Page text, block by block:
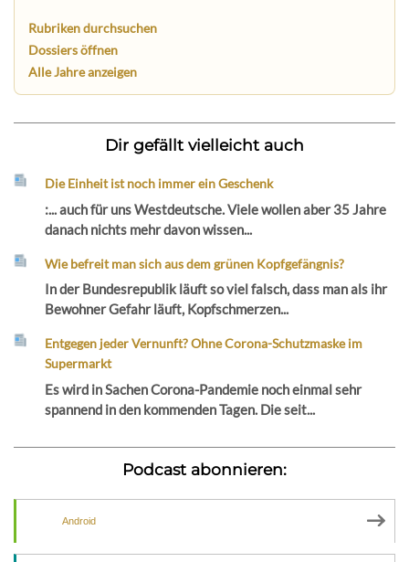
Rubriken durchsuchen
Dossiers öffnen
Alle Jahre anzeigen
Dir gefällt vielleicht auch
Die Einheit ist noch immer ein Geschenk
:... auch für uns Westdeutsche. Viele wollen aber 35 Jahre
danach nichts mehr davon wissen...
Wie befreit man sich aus dem grünen Kopfgefängnis?
In der Bundesrepublik läuft so viel falsch, dass man als ihr
Bewohner Gefahr läuft, Kopfschmerzen...
Entgegen jeder Vernunft? Ohne Corona-Schutzmaske im
Supermarkt
Es wird in Sachen Corona-Pandemie noch einmal sehr
spannend in den kommenden Tagen. Die seit...
Podcast abonnieren:
Android